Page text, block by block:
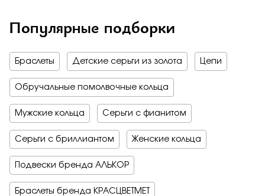
Популярные подборки
Браслеты Детские серьги из золота Цепи
Обручальные помолвочные кольца
Мужские кольца Серьги с фианитом
Серьги с бриллиантом Женские кольца
Подвески бренда АЛЬКОР
Браслеты бренда КРАСЦВЕТМЕТ